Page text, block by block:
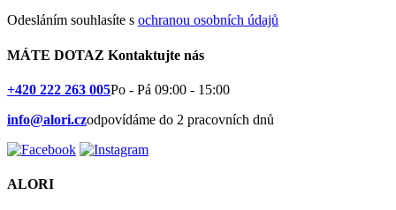
Odesláním souhlasíte s ochranou osobních údajů
MÁTE DOTAZ Kontaktujte nás
+420 222 263 005Po - Pá 09:00 - 15:00
info@alori.czodpovídáme do 2 pracovních dnů
ALORI